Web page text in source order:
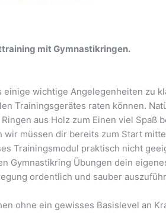
mit Gymnastikringen.
einige wichtige Angelegenheiten zu
Trainingsgerätes raten können.
aus Holz zum Einen viel Spaß
wir müssen dir bereits zum Start
Trainingsmodul praktisch nicht
Gymnastikring Übungen dein
ordentlich und sauber
ohne ein gewisses Basislevel an